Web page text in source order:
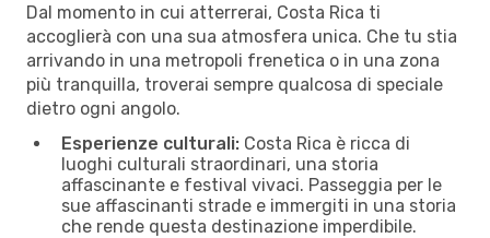
Dal momento in cui atterrerai, Costa Rica ti
accoglierà con una sua atmosfera unica. Che tu stia
arrivando in una metropoli frenetica o in una zona
più tranquilla, troverai sempre qualcosa di speciale
dietro ogni angolo.
Esperienze culturali: Costa Rica è ricca di
luoghi culturali straordinari, una storia
affascinante e festival vivaci. Passeggia per le
sue affascinanti strade e immergiti in una storia
che rende questa destinazione imperdibile.